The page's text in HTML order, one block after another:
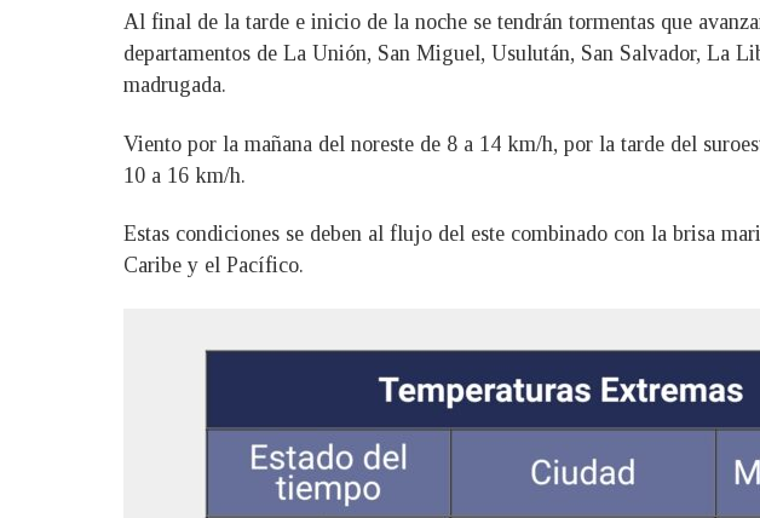
Al final de la tarde e inicio de la noche se tendrán tormentas que
departamentos de La Unión, San Miguel, Usulután, San Salvador, La
madrugada.
Viento por la mañana del noreste de 8 a 14 km/h, por la tarde del
10 a 16 km/h.
Estas condiciones se deben al flujo del este combinado con la brisa
Caribe y el Pacífico.